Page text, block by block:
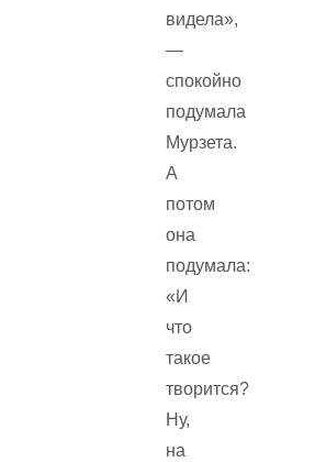
видела»,
—
спокойно
подумала
Мурзета.
А
потом
она
подумала:
«И
что
такое
творится?
Ну,
на